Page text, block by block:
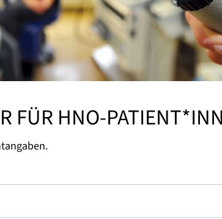
FÜR HNO-